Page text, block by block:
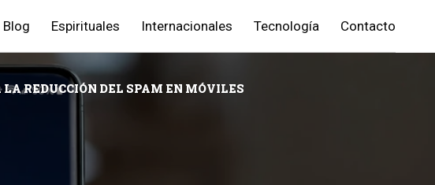
Blog Espirituales Internacionales Tecnología Contacto
REDUCCIÓN DEL SPAM EN MÓVILES